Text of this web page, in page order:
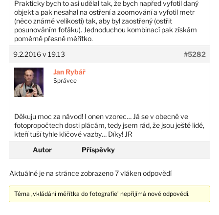
Prakticky bych to asi udělal tak, že bych napřed vyfotil daný
objekt a pak nesahal na ostření a zoomování a vyfotil metr
(něco známé velikosti) tak, aby byl zaostřený (ostřit
posunováním foťáku). Jednoduchou kombinací pak získám
poměrně přesné měřítko.
9.2.2016 v 19.13
#5282
Jan Rybář
Správce
Děkuju moc za návod! I onen vzorec… Já se v obecně ve
fotopropočtech dosti plácám, tedy jsem rád, že jsou ještě lidé,
kteří tuší tyhle klíčové vazby… Díky! JR
Autor
Příspěvky
Aktuálně je na stránce zobrazeno 7 vláken odpovědí
Téma ‚vkládání měřítka do fotografie’ nepřijímá nové odpovědi.